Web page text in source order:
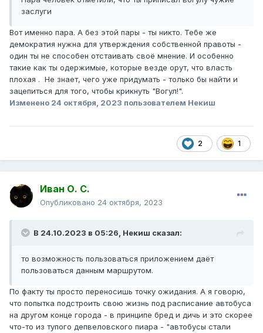
заслуги
Вот именно пара. А без этой пары - ты никто. Тебе же
демократия нужна для утверждения собственной правоты -
один ты не способен отстаивать своё мнение. И особенно
такие как ты одержимые, которые везде орут, что власть
плохая . Не знает, чего уже придумать - только бы найти и
зацепиться для того, чтобы крикнуть "Вогул!".
Изменено 24 октября, 2023 пользователем Некиш
2 1
Иван О. С.
Опубликовано 24 октября, 2023
В 24.10.2023 в 05:26, Некиш сказал:
то возможность пользоваться приложением даёт
пользоваться данным маршрутом.
По факту ты просто переносишь точку ожидания. А я говорю,
что попытка подстроить свою жизнь под расписание автобуса
на другом конце города - в принципе бред и дичь и это скорее
что-то из тупого депвеловского пиара - "автобусы стали